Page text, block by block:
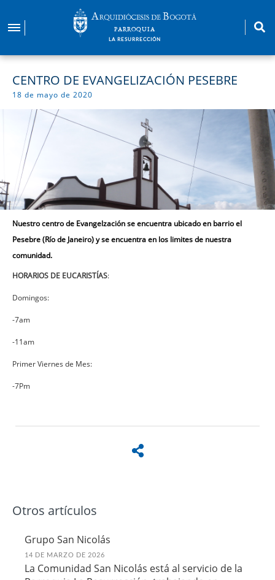
contenido
PARROQUIA
LA RESURRECCIÓN
CENTRO DE EVANGELIZACIÓN PESEBRE
18 de mayo de 2020
Nuestro centro de Evangelzación se encuentra ubicado en barrio el
Pesebre (Río de Janeiro) y se encuentra en los limites de nuestra
comunidad.
HORARIOS DE EUCARISTÍAS:
Domingos:
-7am
-11am
Primer Viernes de Mes:
-7Pm
Otros artículos
Grupo San Nicolás
14 DE MARZO DE 2026
La Comunidad San Nicolás está al servicio de la